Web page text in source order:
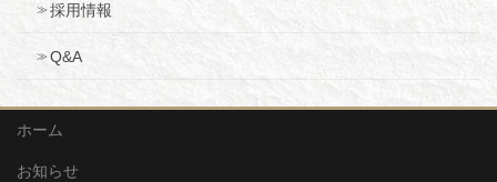
採用情報
Q&A
ホーム
お知らせ